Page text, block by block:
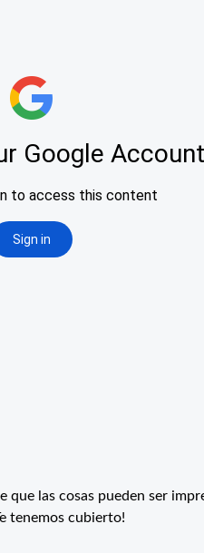
que las cosas pueden ser
tenemos cubierto!